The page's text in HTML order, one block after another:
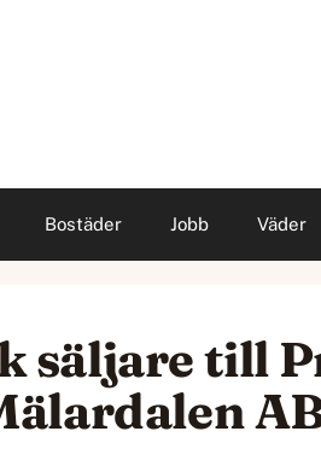
Bostäder Jobb Väder
säljare till